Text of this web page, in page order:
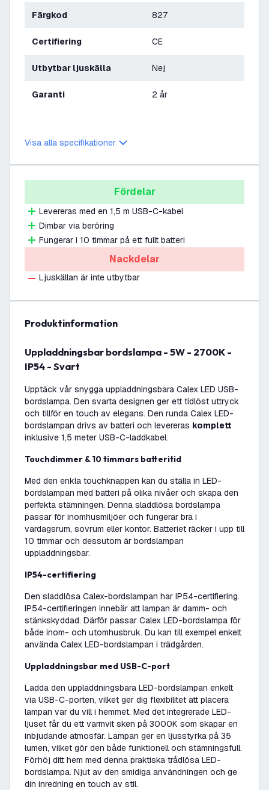
Färgkod 827
Certifiering CE
Utbytbar ljuskälla Nej
Garanti 2 år
Visa alla specifikationer
Fördelar
Levereras med en 1,5 m USB-C-kabel
Dimbar via beröring
Fungerar i 10 timmar på ett fullt batteri
Nackdelar
Ljuskällan är inte utbytbar
produktinformation
Uppladdningsbar bordslampa - 5W - 2700K -
IP54 - Svart
Upptäck vår snygga uppladdningsbara Calex LED USB-
bordslampa. Den svarta designen ger ett tidlöst uttryck
och tillför en touch av elegans. Den runda Calex LED-
bordslampan drivs av batteri och levereras komplett
inklusive 1,5 meter USB-C-laddkabel.
Touchdimmer & 10 timmars batteritid
Med den enkla touchknappen kan du ställa in LED-
bordslampan med batteri på olika nivåer och skapa den
perfekta stämningen. Denna sladdlösa bordslampa
passar för inomhusmiljöer och fungerar bra i
vardagsrum, sovrum eller kontor. Batteriet räcker i upp till
10 timmar och dessutom är bordslampan
uppladdningsbar.
IP54-certifiering
Den sladdlösa Calex-bordslampan har IP54-certifiering.
IP54-certifieringen innebär att lampan är damm- och
stänkskyddad. Därför passar Calex LED-bordslampa för
både inom- och utomhusbruk. Du kan till exempel enkelt
använda Calex LED-bordslampan i trädgården.
Uppladdningsbar med USB-C-port
Ladda den uppladdningsbara LED-bordslampan enkelt
via USB-C-porten, vilket ger dig flexibilitet att placera
lampan var du vill i hemmet. Med det integrerade LED-
ljuset får du ett varmvit sken på 3000K som skapar en
inbjudande atmosfär. Lampan ger en ljusstyrka på 35
lumen, vilket gör den både funktionell och stämningsfull.
Förhöj ditt hem med denna praktiska trådlösa LED-
bordslampa. Njut av den smidiga användningen och ge
din inredning en touch av stil.